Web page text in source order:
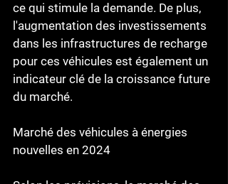
ce qui stimule la demande. De plus,
l'augmentation des investissements
dans les infrastructures de recharge
pour ces véhicules est également un
indicateur clé de la croissance future
du marché.
Marché des véhicules à énergies
nouvelles en 2024